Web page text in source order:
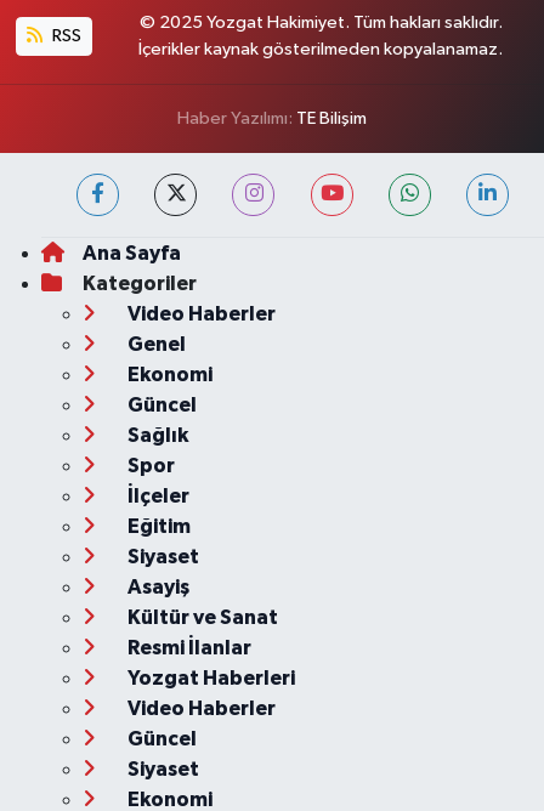
RSS
© 2025 Yozgat Hakimiyet. Tüm hakları saklıdır.
İçerikler kaynak gösterilmeden kopyalanamaz.
Haber Yazılımı: TE Bilişim
Ana Sayfa
Kategoriler
Video Haberler
Genel
Ekonomi
Güncel
Sağlık
Spor
İlçeler
Eğitim
Siyaset
Asayiş
Kültür ve Sanat
Resmi İlanlar
Yozgat Haberleri
Video Haberler
Güncel
Siyaset
Ekonomi